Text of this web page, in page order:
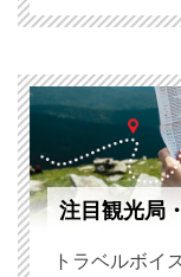
注目観光局
トラベルボイ